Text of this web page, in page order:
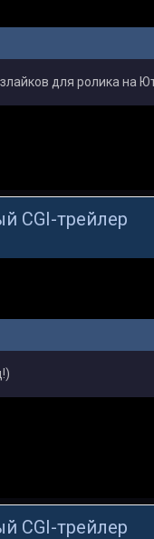
для ролика на
CGI-трейлер
CGI-трейлер